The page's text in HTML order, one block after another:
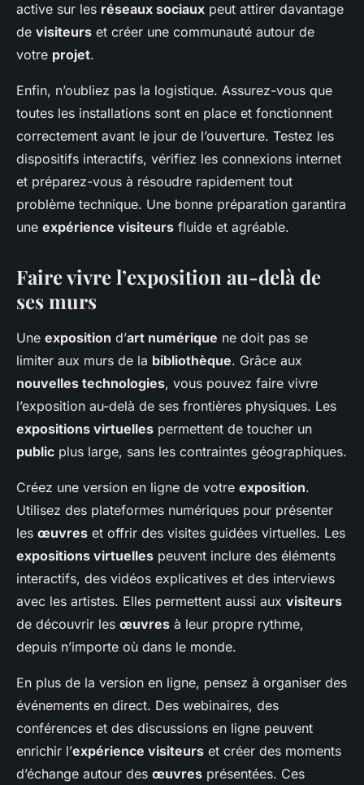
active sur les réseaux sociaux peut attirer davantage
de visiteurs et créer une communauté autour de
votre projet.
Enfin, n’oubliez pas la logistique. Assurez-vous que
toutes les installations sont en place et fonctionnent
correctement avant le jour de l’ouverture. Testez les
dispositifs interactifs, vérifiez les connexions internet
et préparez-vous à résoudre rapidement tout
problème technique. Une bonne préparation garantira
une expérience visiteurs fluide et agréable.
Faire vivre l’exposition au-delà de
ses murs
Une exposition d’art numérique ne doit pas se
limiter aux murs de la bibliothèque. Grâce aux
nouvelles technologies, vous pouvez faire vivre
l’exposition au-delà de ses frontières physiques. Les
expositions virtuelles permettent de toucher un
public plus large, sans les contraintes géographiques.
Créez une version en ligne de votre exposition.
Utilisez des plateformes numériques pour présenter
les œuvres et offrir des visites guidées virtuelles. Les
expositions virtuelles peuvent inclure des éléments
interactifs, des vidéos explicatives et des interviews
avec les artistes. Elles permettent aussi aux visiteurs
de découvrir les œuvres à leur propre rythme,
depuis n’importe où dans le monde.
En plus de la version en ligne, pensez à organiser des
événements en direct. Des webinaires, des
conférences et des discussions en ligne peuvent
enrichir l’expérience visiteurs et créer des moments
d’échange autour des œuvres présentées. Ces